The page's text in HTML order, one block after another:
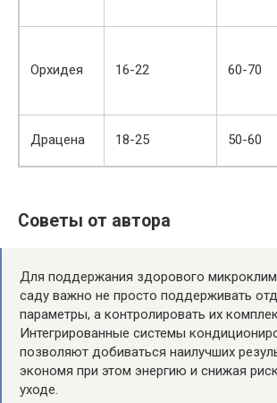
Орхидея 16-22 60-70
Драцена 18-25 50-60
Советы от автора
Для поддержания здорового
саду важно не просто поддерживать
параметры, а контролировать их
Интегрированные системы
позволяют добиваться наилучших
экономя при этом энергию и снижая
уходе.